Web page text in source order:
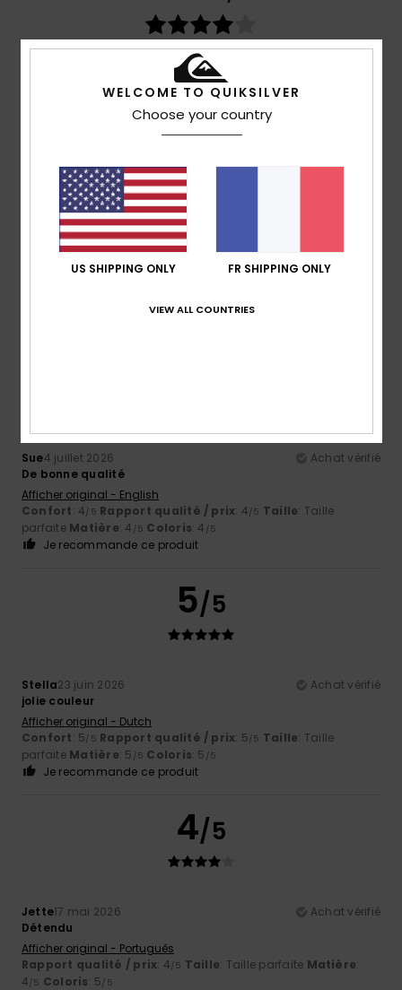
basé sur3 avis vérifiésdepuis mai 2026
67% de nos clients recommandent ce produit
Rapport qualité / prix
Taille
Trop petit Trop grand
Sue4 juillet 2026
Achat vérifié
De bonne qualité
Afficher original - English
Confort: 4/5 Rapport qualité / prix: 4/5 Taille: Taille
parfaite Matière: 4 /5 Coloris: 4 /5
Je recommande ce produit
5/5
Stella23 juin 2026
Achat vérifié
jolie couleur
Afficher original - Dutch
Confort: 5/5 Rapport qualité / prix: 5/5 Taille: Taille
parfaite Matière: 5 /5 Coloris: 5 /5
Je recommande ce produit
4/5
Jette17 mai 2026
Achat vérifié
Détendu
Afficher original - Português
Rapport qualité / prix: 4/5 Taille: Taille parfaite Matière:
4/5 Coloris: 5/5
WELCOME TO QUIKSILVER
Choose your country
US SHIPPING ONLY FR SHIPPING ONLY
VIEW ALL COUNTRIES